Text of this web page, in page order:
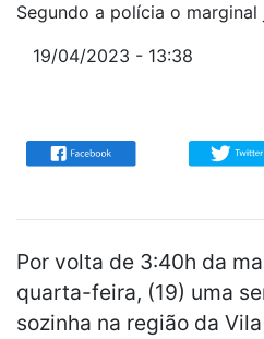
Segundo a polícia o
19/04/2023 - 13:38
Por volta de 3:40h da
quarta-feira, (19) uma
sozinha na região da